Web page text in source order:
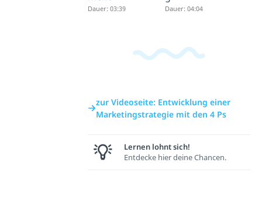
Dauer: 03:39 Dauer: 04:04
zur Videoseite: Entwicklung einer
Marketingstrategie mit den 4 Ps
Lernen lohnt sich!
Entdecke hier deine Chancen.